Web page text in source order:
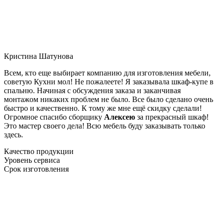
Кристина Шатунова
Всем, кто еще выбирает компанию для изготовления мебели,
советую Кухни мол! Не пожалеете! Я заказывала шкаф-купе в
спальню. Начиная с обсуждения заказа и заканчивая
монтажом никаких проблем не было. Все было сделано очень
быстро и качественно. К тому же мне ещё скидку сделали!
Огромное спасибо сборщику Алексею за прекрасный шкаф!
Это мастер своего дела! Всю мебель буду заказывать только
здесь.
Качество продукции
Уровень сервиса
Срок изготовления